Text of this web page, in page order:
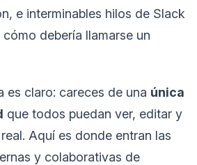
e interminables hilos de Slack
debería llamarse un
es claro: careces de una única
que todos puedan ver, editar y
Aquí es donde entran las
y colaborativas de